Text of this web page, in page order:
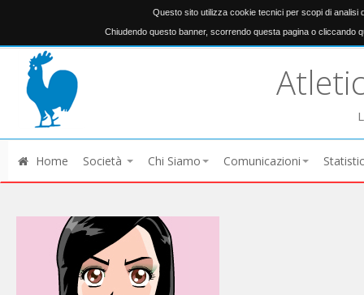
Questo sito utilizza cookie tecnici per scopi di analisi
Chiudendo questo banner, scorrendo questa pagina o cliccando
Home Società Chi Siamo Comunicazioni